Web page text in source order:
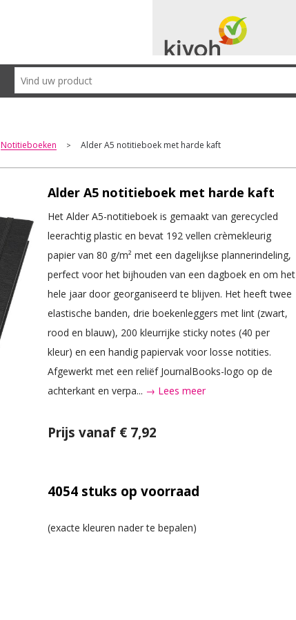
Notitieboeken > Alder A5 notitieboek met harde kaft
Alder A5 notitieboek met harde kaft
Het Alder A5-notitieboek is gemaakt van gerecycled
leerachtig plastic en bevat 192 vellen crèmekleurig
papier van 80 g/m² met een dagelijkse plannerindeling,
perfect voor het bijhouden van een dagboek en om het
hele jaar door georganiseerd te blijven. Het heeft twee
elastische banden, drie boekenleggers met lint (zwart,
rood en blauw), 200 kleurrijke sticky notes (40 per
kleur) en een handig papiervak voor losse notities.
Afgewerkt met een reliëf JournalBooks-logo op de
achterkant en verpa... → Lees meer
Prijs vanaf € 7,92
4054stuks op voorraad